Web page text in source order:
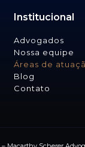
Institucional
Advogados
Nossa equipe
Áreas de
Blog
Contato